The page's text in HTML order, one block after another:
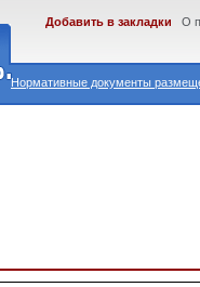
Нормативные документы
Добавить в закладки О